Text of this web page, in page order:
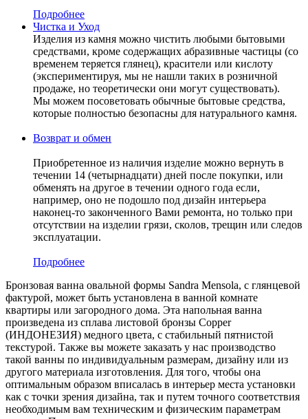
Подробнее
Чистка и Уход
Изделия из камня можно чистить любыми бытовыми
средствами, кроме содержащих абразивные частицы (со
временем теряется глянец), красители или кислоту
(экспериментируя, мы не нашли таких в розничной
продаже, но теоретически они могут существовать).
Мы можем посоветовать обычные бытовые средства,
которые полностью безопасны для натурального камня.
Возврат и обмен
Приобретенное из наличия изделие можно вернуть в
течении 14 (четырнадцати) дней после покупки, или
обменять на другое в течении одного года если,
например, оно не подошло под дизайн интерьера
наконец-то законченного Вами ремонта, но только при
отсутствии на изделии грязи, сколов, трещин или следов
эксплуатации.
Подробнее
Бронзовая ванна овальной формы Sandra Mensola, с глянцевой
фактурой, может быть установлена в ванной комнате
квартиры или загородного дома. Эта напольная ванна
произведена из сплава листовой бронзы Copper
(ИНДОНЕЗИЯ) медного цвета, c стабильный пятнистой
текстурой. Также вы можете заказать у нас производство
такой ванны по индивидуальным размерам, дизайну или из
другого материала изготовления. Для того, чтобы она
оптимальным образом вписалась в интерьер места установки
как с точки зрения дизайна, так и путем точного соответствия
необходимым вам техническим и физическим параметрам